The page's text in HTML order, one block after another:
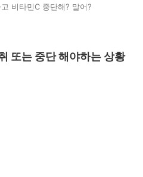
비타민C 중단해? 말어?
또는 중단 해야하는 상황